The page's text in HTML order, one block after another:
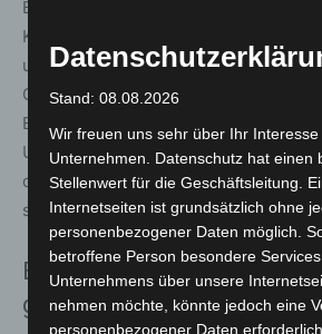
Bürokratieabbau in Arztpraxen und
Krankenversicherung bringen dabei
und sichern eine hochwertige
Gleichwohl nehmen wir die Sorgen
Einsparungen im System und einer
Ungerechtigkeit natürlich sehr ernst.
die Menschen in diesem Land sicher
sind – und das überall.“
Bund und Länder wollen
gemeinsam tragen
Stand: 08.08.2026
Wir freuen uns sehr über Ihr
Unternehmen. Datenschutz hat einen
Stellenwert für die Geschäftsleitung.
Internetseiten ist grundsätzlich ohne
personenbezogener Daten möglich.
betroffene Person besondere
Unternehmens über unsere
nehmen möchte, könnte jedoch eine
personenbezogener Daten